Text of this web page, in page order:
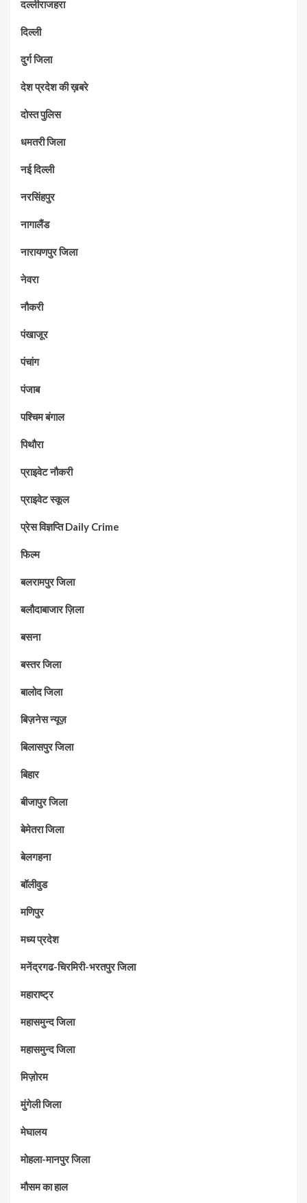
दल्लीराजहरा
दिल्ली
दुर्ग जिला
देश प्रदेश की ख़बरे
दोस्त पुलिस
धमतरी जिला
नई दिल्ली
नरसिंहपुर
नागालैंड
नारायणपुर जिला
नेवरा
नौकरी
पंखाजूर
पंचांग
पंजाब
पश्चिम बंगाल
पिथौरा
प्राइवेट नौकरी
प्राइवेट स्कूल
प्रेस विज्ञप्ति Daily Crime
फिल्म
बलरामपुर जिला
बलौदाबाजार ज़िला
बसना
बस्तर जिला
बालोद जिला
बिज़नेस न्यूज़
बिलासपुर जिला
बिहार
बीजापुर जिला
बेमेतरा जिला
बेलगहना
बॉलीवुड
मणिपुर
मध्‍य प्रदेश
मनेंद्रगढ-चिरमिरी-भरतपुर जिला
महाराष्‍ट्र
महासमुन्द जिला
महासमुन्द जिला
मिज़ोरम
मुंगेली जिला
मेघालय
मोहला-मानपुर जिला
मौसम का हाल